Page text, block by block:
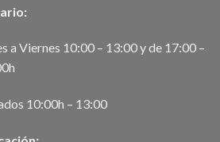
a Viernes 10:00 – 13:00 y de 17:00 –
10:00h – 13:00